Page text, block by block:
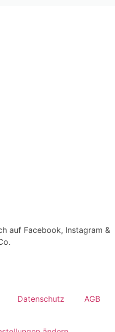
auf Facebook, Instagram &
Datenschutz AGB